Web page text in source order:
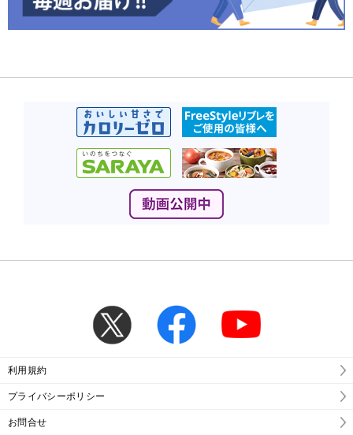
利用規約
プライバシーポリシー
お問合せ